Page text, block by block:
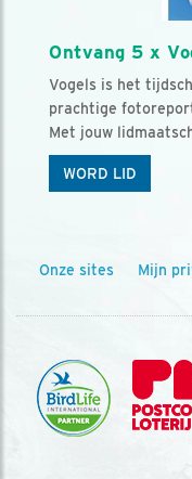
Ontvang 5 x
Vogels is het
prachtige
Met jouw
WORD LID
Onze sites Mijn